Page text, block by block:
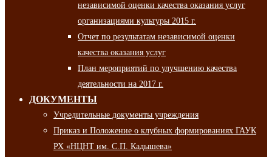
независимой оценки качества оказания услуг
организациями культуры 2015 г.
Отчет по результатам независимой оценки
качества оказания услуг
План мероприятий по улучшению качества
деятельности на 2017 г.
ДОКУМЕНТЫ
Учредительные документы учреждения
Приказ и Положение о клубных формированиях ГАУК
РХ «НЦНТ им. С.П. Кадышева»